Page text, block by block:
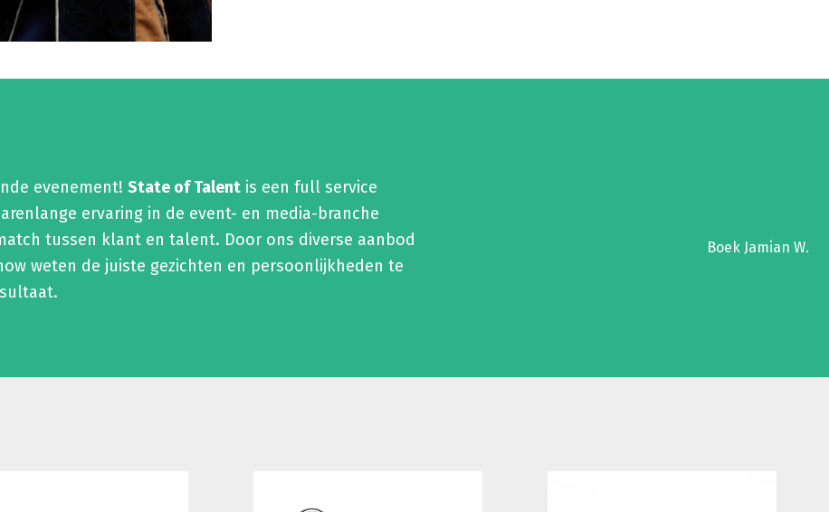
evenement!State of Talent is een full service
ervaring in de event- en media-branche
tussen klant en talent. Door ons diverse aanbod
weten de juiste gezichten en persoonlijkheden te
Boek Jamian W.